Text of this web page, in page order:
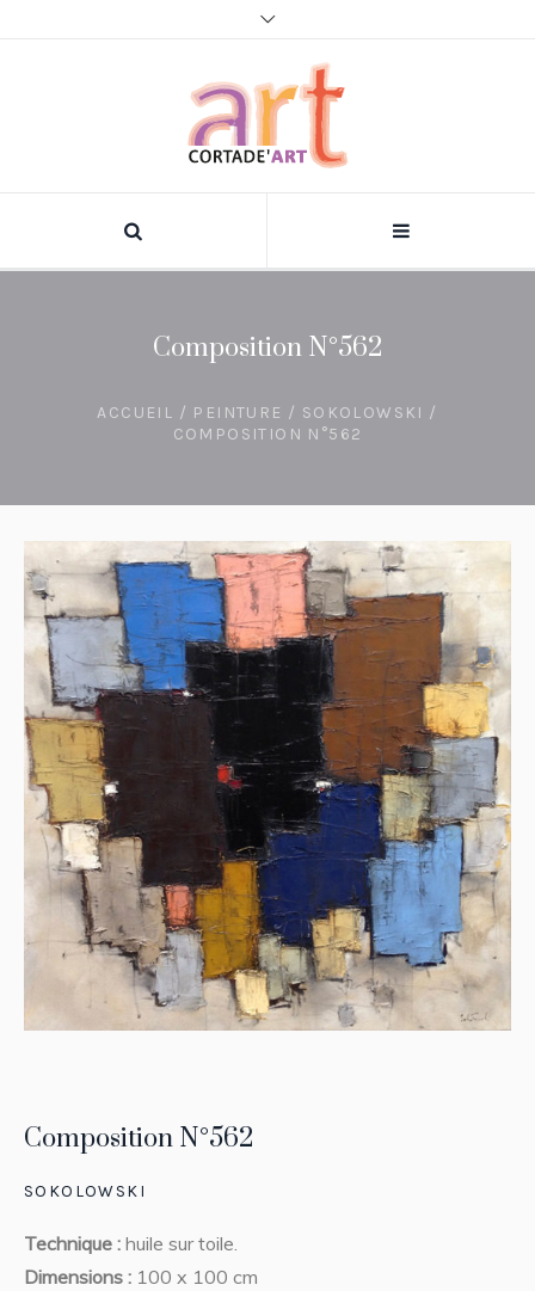
Composition N°562
ACCUEIL / PEINTURE / SOKOLOWSKI /
COMPOSITION N°562
Composition N°562
SOKOLOWSKI
Technique : huile sur toile.
Dimensions : 100 x 100 cm